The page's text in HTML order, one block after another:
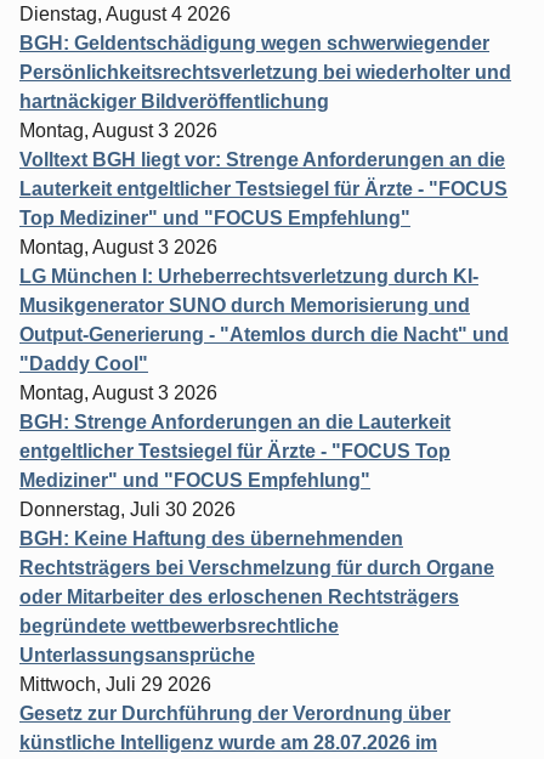
Dienstag, August 4 2026
BGH: Geldentschädigung wegen schwerwiegender
Persönlichkeitsrechtsverletzung bei wiederholter und
hartnäckiger Bildveröffentlichung
Montag, August 3 2026
Volltext BGH liegt vor: Strenge Anforderungen an die
Lauterkeit entgeltlicher Testsiegel für Ärzte - "FOCUS
Top Mediziner" und "FOCUS Empfehlung"
Montag, August 3 2026
LG München I: Urheberrechtsverletzung durch KI-
Musikgenerator SUNO durch Memorisierung und
Output-Generierung - "Atemlos durch die Nacht" und
"Daddy Cool"
Montag, August 3 2026
BGH: Strenge Anforderungen an die Lauterkeit
entgeltlicher Testsiegel für Ärzte - "FOCUS Top
Mediziner" und "FOCUS Empfehlung"
Donnerstag, Juli 30 2026
BGH: Keine Haftung des übernehmenden
Rechtsträgers bei Verschmelzung für durch Organe
oder Mitarbeiter des erloschenen Rechtsträgers
begründete wettbewerbsrechtliche
Unterlassungsansprüche
Mittwoch, Juli 29 2026
Gesetz zur Durchführung der Verordnung über
künstliche Intelligenz wurde am 28.07.2026 im